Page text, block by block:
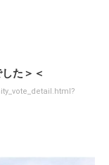
た＞＜